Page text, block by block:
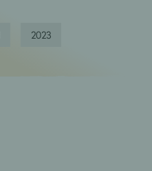
2023